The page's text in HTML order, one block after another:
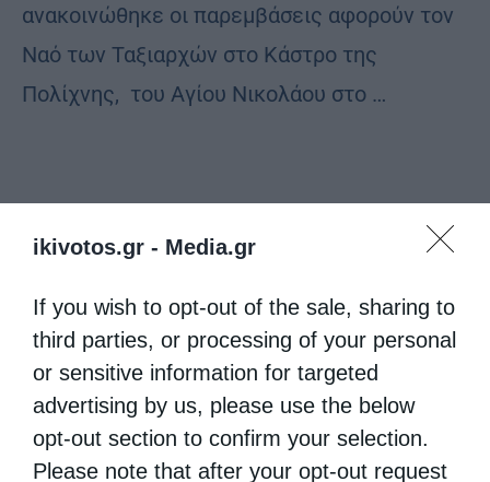
ikivotos.gr - Media.gr
If you wish to opt-out of the sale, sharing to
third parties, or processing of your personal
or sensitive information for targeted
advertising by us, please use the below
opt-out section to confirm your selection.
Please note that after your opt-out request
ανακοινώθηκε οι παρεμβάσεις αφορούν τον
Ναό των Ταξιαρχών στο Κάστρο της
Πολίχνης, του Αγίου Νικολάου στο …